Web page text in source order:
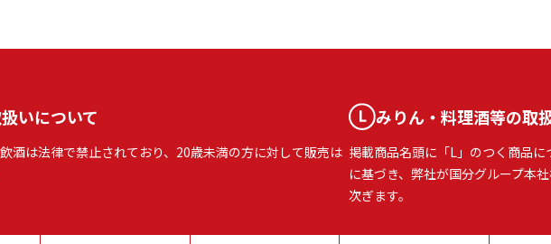
いについて
酒は法律で禁止されており、20歳未満の方に対して販売は
みりん・料理酒等の取
掲載商品名頭に「L」のつく商品
に基づき、弊社が国分グループ本
次ぎます。